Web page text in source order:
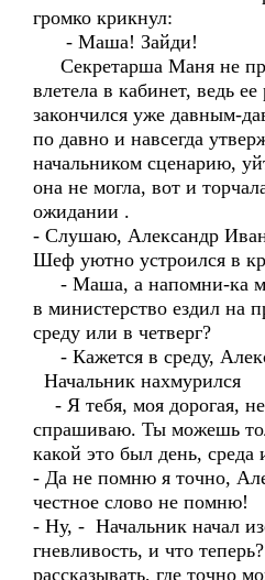
громко крикнул:
- Маша! Зайди!
Секретарша Маня не
влетела в кабинет, ведь
закончился уже давным-
по давно и навсегда
начальником сценарию,
она не могла, вот и
ожидании .
- Слушаю, Александр
Шеф уютно устроился в
- Маша, а напомни-ка
в министерство ездил на
среду или в четверг?
- Кажется в среду,
Начальник нахмурился
- Я тебя, моя дорогая,
спрашиваю. Ты можешь
какой это был день, среда
- Да не помню я точно,
честное слово не помню!
- Ну, - Начальник начал
гневливость, и что
рассказывать, где точно